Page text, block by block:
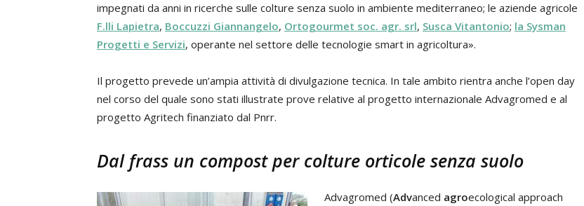
impegnati da anni in ricerche sulle colture senza suolo in ambiente mediterraneo; le aziende agricole
F.lli Lapietra, Boccuzzi Giannangelo, Ortogourmet soc. agr. srl, Susca Vitantonio; la Sysman
Progetti e Servizi, operante nel settore delle tecnologie smart in agricoltura».
Il progetto prevede un’ampia attività di divulgazione tecnica. In tale ambito rientra anche l’open day
nel corso del quale sono stati illustrate prove relative al progetto internazionale Advagromed e al
progetto Agritech finanziato dal Pnrr.
Dal frass un compost per colture orticole senza suolo
Advagromed (Advanced agroecological approach